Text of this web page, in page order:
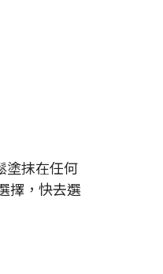
塗抹在任何
擇，快去選